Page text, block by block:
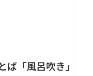
「風呂吹き」